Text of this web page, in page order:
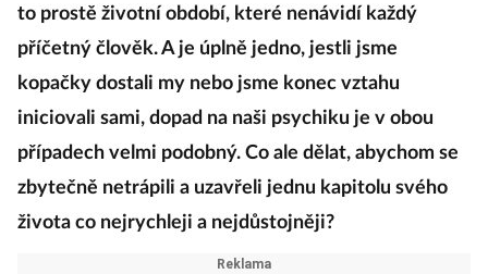
to prostě životní období, které nenávidí každý
příčetný člověk. A je úplně jedno, jestli jsme
kopačky dostali my nebo jsme konec vztahu
iniciovali sami, dopad na naši psychiku je v obou
případech velmi podobný. Co ale dělat, abychom se
zbytečně netrápili a uzavřeli jednu kapitolu svého
života co nejrychleji a nejdůstojněji?